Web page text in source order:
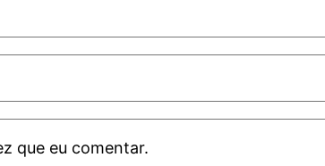
que eu comentar.